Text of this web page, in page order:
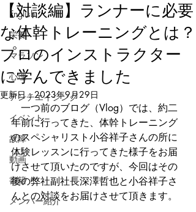
English
栄養
マラソン
心理
アンチエイジング
イベント
故障
動画
書籍
メンバー紹介
【対談編】ランナーに必要
な体幹トレーニングとは？
プロのインストラクター
に学んできました
更新日：2023年9月29日
一つ前のブログ（Vlog）では、約二
年前に行ってきた、体幹トレーニング
のスペシャリスト小谷祥子さんの所に
体験レッスンに行ってきた様子をお届
けさせて頂いたのですが、今回はその
後の弊社副社長深澤哲也と小谷祥子さ
んとの対談をお届けさせて頂きます。